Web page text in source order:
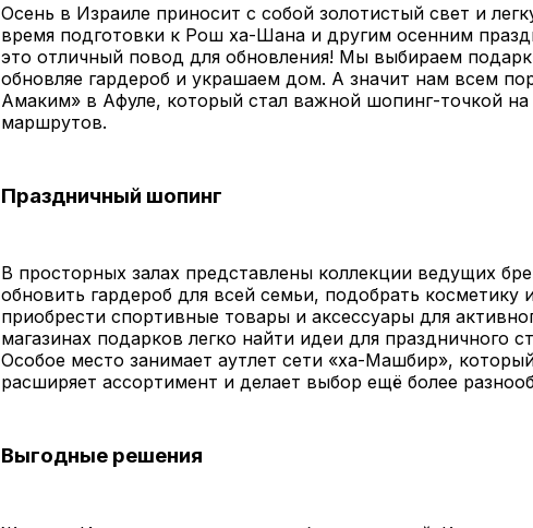
Осень в Израиле приносит с собой золотистый свет и
время подготовки к Рош ха-Шана и другим осенним
это отличный повод для обновления! Мы выбираем
обновляе гардероб и украшаем дом. А значит нам всем
Амаким» в Афуле, который стал важной шопинг-точкой на
маршрутов.
Праздничный шопинг
В просторных залах представлены коллекции ведущих
обновить гардероб для всей семьи, подобрать косметику
приобрести спортивные товары и аксессуары для
магазинах подарков легко найти идеи для праздничного
Особое место занимает аутлет сети «ха-Машбир»,
расширяет ассортимент и делает выбор ещё более
Выгодные решения